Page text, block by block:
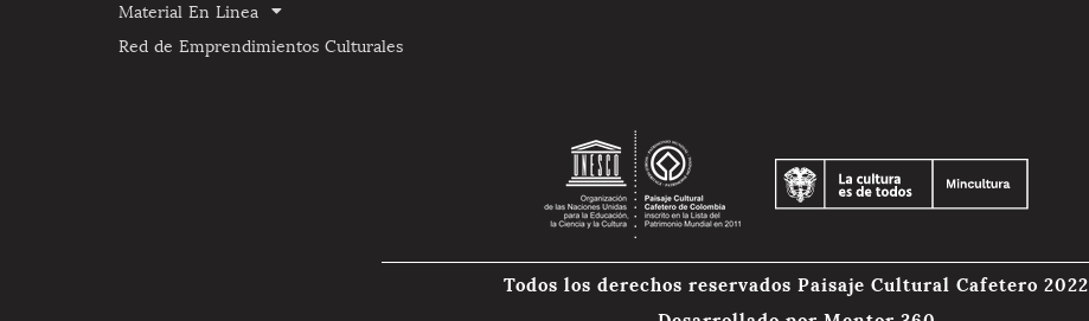
Material En Linea
Red de Emprendimientos Culturales
Todos los derechos reservados Paisaje Cultural Cafetero 2022